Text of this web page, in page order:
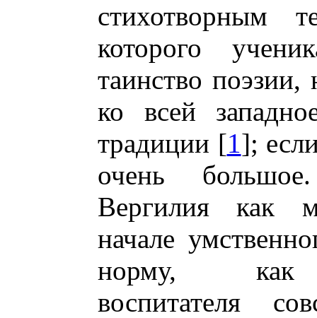
стихотворным
которого
таинство поэзии,
ко всей
традиции [1];
очень
Вергилия как
начале
норму, как
воспитателя